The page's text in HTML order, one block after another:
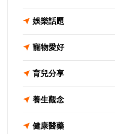
娛樂話題
寵物愛好
育兒分享
養生觀念
健康醫藥